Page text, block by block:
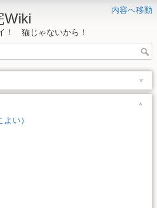
内容へ移動
Wiki
！ 猫じゃないから！
い）